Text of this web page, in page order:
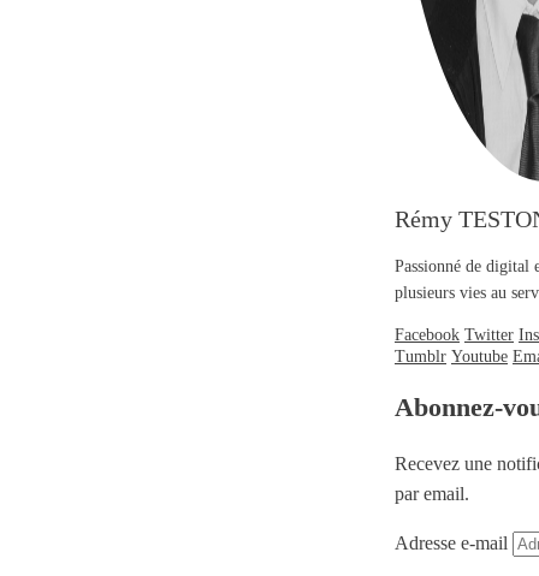
Rémy
Passionné de digital
plusieurs vies au
Facebook Twitter
Tumblr Youtube
Abonnez-
Recevez une
par email.
Adresse e-mail